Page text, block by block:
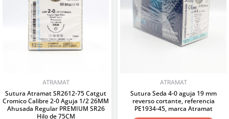
ATRAMAT
Sutura Atramat SR2612-75 Catgut
Cromico Calibre 2-0 Aguja 1/2 26MM
Ahusada Regular PREMIUM SR26
Hilo de 75CM
ATRAMAT
Sutura Seda 4-0 aguja 19 mm
reverso cortante, referencia
PE1934-45, marca Atramat